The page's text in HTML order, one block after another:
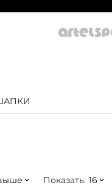
Показать: 16